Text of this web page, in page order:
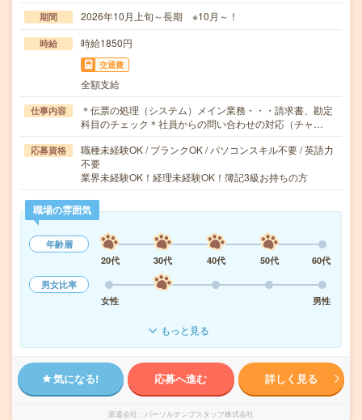
期間 2026年10月上旬～長期 ※10月～！
時給 時給1850円
交通費
全額支給
仕事内容
＊伝票の処理（システム）メイン業務・・・請求書、勘定
科目のチェック＊社員からの問い合わせの対応（チャ…
応募資格
職種未経験OK / ブランクOK / パソコンスキル不要 / 英語力
不要
業界未経験OK！経理未経験OK！簿記3級お持ちの方
職場の雰囲気
年齢層
20代
30代 40代 50代
60代
男女比率
女性
男性
もっと見る
気になる! 応募へ進む 詳しく見る
派遣会社 パーソルテンプスタッフ株式会社